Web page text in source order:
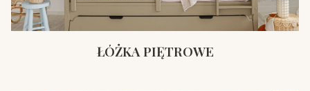
ŁÓŻKA PIĘTROWE